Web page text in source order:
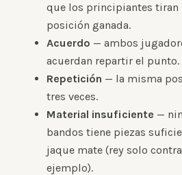
que los principiantes tiran
posición ganada.
Acuerdo — ambos
acuerdan repartir el punto.
Repetición — la misma
tres veces.
Material insuficiente —
bandos tiene piezas
jaque mate (rey solo
ejemplo).